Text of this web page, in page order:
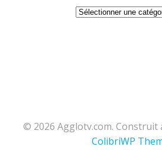
Catégories
© 2026 Agglotv.com. Construit
ColibriWP